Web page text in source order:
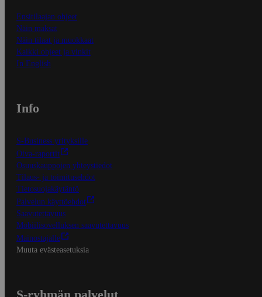
Ensitilaajan ohjeet
Näin maksat
Näin tilaat ja muokkaat
Kaikki ohjeet ja vinkit
In English
Info
S-Business yrityksille
Oiva-raportit
Osuuskauppojen yhteystiedot
Tilaus- ja toimitusehdot
Tietosuojakäytäntö
Palvelun käyttöehdot
Saavutettavuus
Mobiilisovelluksen saavutettavuus
Mainostajalle
Muuta evästeasetuksia